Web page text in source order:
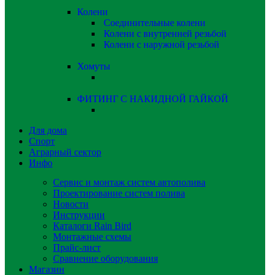
Колени
Соединительные колени
Колени с внутренней резьбой
Колени с наружной резьбой
Хомуты
ФИТИНГ С НАКИДНОЙ ГАЙКОЙ
Для дома
Спорт
Аграрный сектор
Инфо
Сервис и монтаж систем автополива
Проектирование систем полива
Новости
Инструкции
Каталоги Rain Bird
Монтажные схемы
Прайс-лист
Сравнение оборудования
Магазин